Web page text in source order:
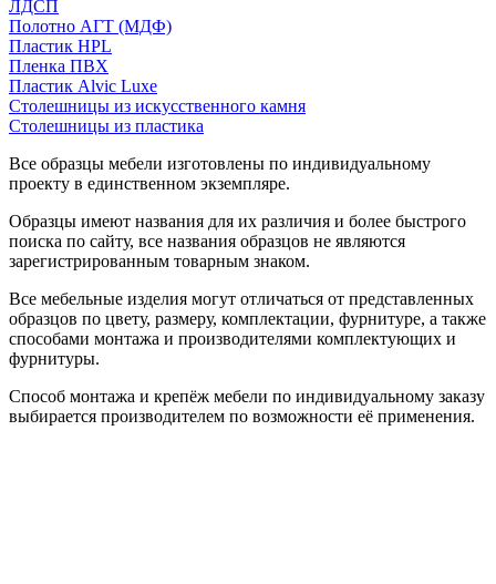
ЛДСП
Полотно АГТ (МДФ)
Пластик HPL
Пленка ПВХ
Пластик Alvic Luxe
Столешницы из искусственного камня
Столешницы из пластика
Все образцы мебели изготовлены по индивидуальному
проекту в единственном экземпляре.
Образцы имеют названия для их различия и более быстрого
поиска по сайту, все названия образцов не являются
зарегистрированным товарным знаком.
Все мебельные изделия могут отличаться от представленных
образцов по цвету, размеру, комплектации, фурнитуре, а также
способами монтажа и производителями комплектующих и
фурнитуры.
Способ монтажа и крепёж мебели по индивидуальному заказу
выбирается производителем по возможности её применения.